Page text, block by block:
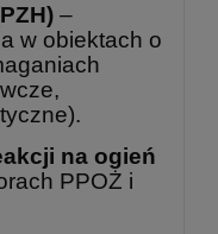
–
w obiektach o
na ogień
PPOŻ i